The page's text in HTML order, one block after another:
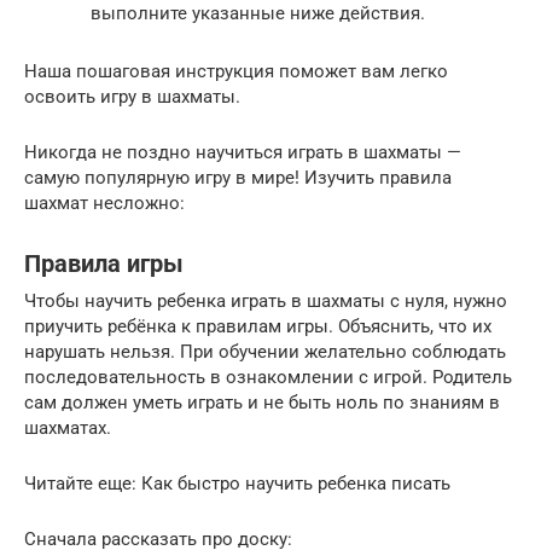
выполните указанные ниже действия.
Наша пошаговая инструкция поможет вам легко
освоить игру в шахматы.
Никогда не поздно научиться играть в шахматы —
самую популярную игру в мире! Изучить правила
шахмат несложно:
Правила игры
Чтобы научить ребенка играть в шахматы с нуля, нужно
приучить ребёнка к правилам игры. Объяснить, что их
нарушать нельзя. При обучении желательно соблюдать
последовательность в ознакомлении с игрой. Родитель
сам должен уметь играть и не быть ноль по знаниям в
шахматах.
Читайте еще: Как быстро научить ребенка писать
Сначала рассказать про доску: